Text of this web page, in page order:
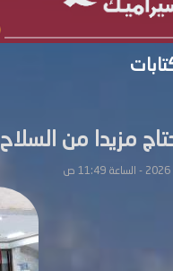
مزيدا من السلاح